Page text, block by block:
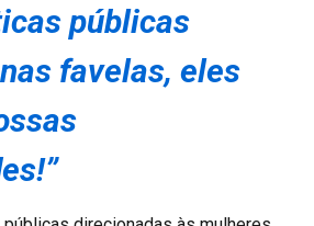
públicas
favelas, eles